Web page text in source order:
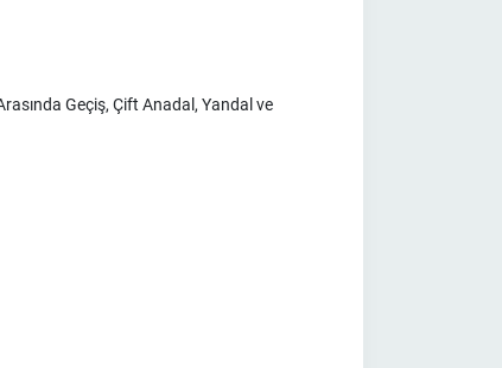
Geçiş, Çift Anadal, Yandal ve